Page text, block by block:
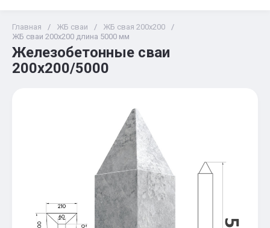
Главная / ЖБ сваи / ЖБ свая 200х200
/
ЖБ сваи 200х200 длина 5000 мм
Железобетонные сваи
200х200/5000